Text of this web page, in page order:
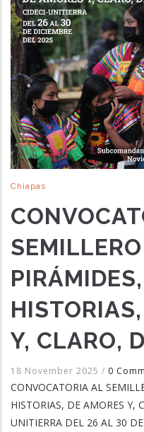
Chiapas
Y, CLARO,
18 November 2025 / 0
CONVOCATORIA AL
HISTORIAS, DE AMORES Y,
UNITIERRA DEL 26 AL 30